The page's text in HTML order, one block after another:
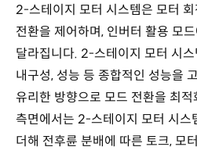
2-스테이지 모터 시스템은 모터
전환을 제어하며, 인버터 활용 모
달라집니다. 2-스테이지 모터 시
내구성, 성능 등 종합적인 성능을
유리한 방향으로 모드 전환을 최
측면에서는 2-스테이지 모터 시스
더해 전후륜 분배에 따른 토크, 모